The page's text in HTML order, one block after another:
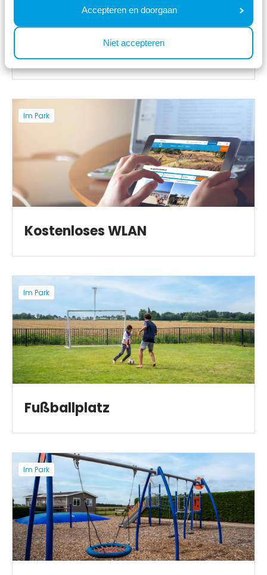
Accepteren en doorgaan
Niet accepteren
BBQ-Service
Im Park
Kostenloses WLAN
Im Park
Fußballplatz
Im Park